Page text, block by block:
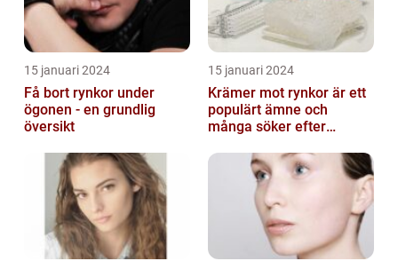
15 januari 2024
Få bort rynkor under
ögonen - en grundlig
översikt
15 januari 2024
Krämer mot rynkor är ett
populärt ämne och
många söker efter
fungerar